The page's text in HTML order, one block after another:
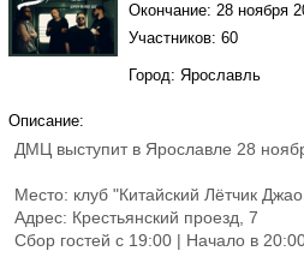
Окончание: 28 ноября
Участников: 60
Город: Ярославль
Описание:
ДМЦ выступит в Ярославле 28
Место: клуб "Китайский Лётчик
Адрес: Крестьянский проезд, 7
Сбор гостей с 19:00 | Начало в